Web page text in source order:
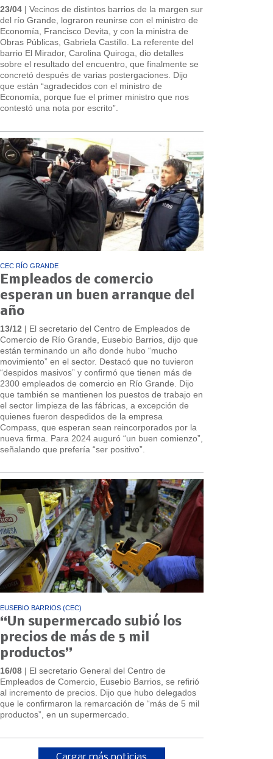
23/04 | Vecinos de distintos barrios de la margen sur
del río Grande, lograron reunirse con el ministro de
Economía, Francisco Devita, y con la ministra de
Obras Públicas, Gabriela Castillo. La referente del
barrio El Mirador, Carolina Quiroga, dio detalles
sobre el resultado del encuentro, que finalmente se
concretó después de varias postergaciones. Dijo
que están “agradecidos con el ministro de
Economía, porque fue el primer ministro que nos
contestó una nota por escrito”.
CEC RÍO GRANDE
Empleados de comercio
esperan un buen arranque del
año
13/12 | El secretario del Centro de Empleados de
Comercio de Río Grande, Eusebio Barrios, dijo que
están terminando un año donde hubo “mucho
movimiento” en el sector. Destacó que no tuvieron
“despidos masivos” y confirmó que tienen más de
2300 empleados de comercio en Río Grande. Dijo
que también se mantienen los puestos de trabajo en
el sector limpieza de las fábricas, a excepción de
quienes fueron despedidos de la empresa
Compass, que esperan sean reincorporados por la
nueva firma. Para 2024 auguró “un buen comienzo”,
señalando que prefería “ser positivo”.
EUSEBIO BARRIOS (CEC)
“Un supermercado subió los
precios de más de 5 mil
productos”
16/08 | El secretario General del Centro de
Empleados de Comercio, Eusebio Barrios, se refirió
al incremento de precios. Dijo que hubo delegados
que le confirmaron la remarcación de “más de 5 mil
productos”, en un supermercado.